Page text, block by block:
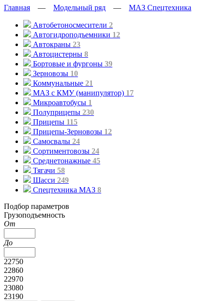
Главная — Модельный ряд — МАЗ Спецтехника
Автобетоносмесители 2
Автогидроподъемники 12
Автокраны 23
Автоцистерны 8
Бортовые и фургоны 39
Зерновозы 10
Коммунальные 21
МАЗ с КМУ (манипулятор) 17
Микроавтобусы 1
Полуприцепы 230
Прицепы 115
Прицепы-Зерновозы 12
Самосвалы 24
Сортиментовозы 24
Среднетонажные 45
Тягачи 58
Шасси 249
Спецтехника МАЗ 8
Подбор параметров
Грузоподъемность
От
До
22750
22860
22970
23080
23190